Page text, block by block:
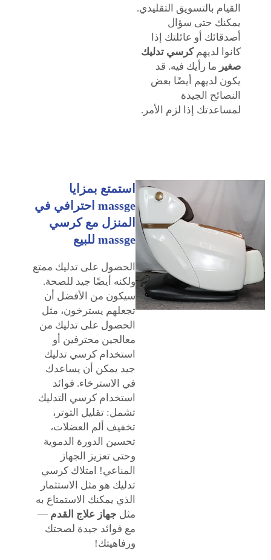
القيام بالتسويق التقليدي.
يمكنك حتى سؤال
أصدقائك أو عائلتك إذا
كانوا لديهمكرسي تدليك
صغير ما رأيك فيه. قد
يكون لديهم أيضًا بعض
النصائح الجيدة
لمساعدتك إذا لزم الأمر.
استمتع بمزايا
massge احترافي في
المنزل مع كرسي
massge للبيع
الحصول على تدليك ممتع
ولكنه أيضًا جيد للصحة.
سيكون من الأفضل أن
تجعلهم يسترخون، مثل
الحصول على تدليك من
معالجين محترفين أو
استخدام كرسي تدليك
جيد يمكن أن يساعدك
في الاسترخاء. فوائد
استخدام كرسي التدليك
تشمل: تقليل التوتر،
تخفيف ألم العضلات،
تحسين الدورة الدموية
وحتى تعزيز الجهاز
المناعي! امتلاك كرسي
تدليك هو مثل الاستثمار
الذي يمكنك الاستمتاع به
مثل جهاز علاج القدم —
مع فوائد جيدة لصحتك
ورفاهيتك!